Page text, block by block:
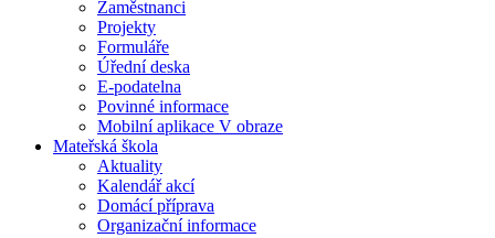
Zaměstnanci
Projekty
Formuláře
Úřední deska
E-podatelna
Povinné informace
Mobilní aplikace V obraze
Mateřská škola
Aktuality
Kalendář akcí
Domácí příprava
Organizační informace